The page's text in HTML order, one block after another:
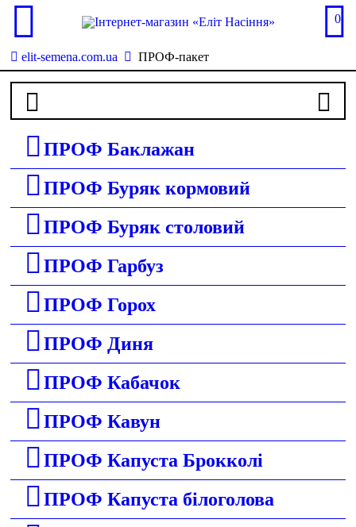
0
elit-semena.com.ua ПРОФ-пакет
ПРОФ Баклажан
ПРОФ Буряк кормовий
ПРОФ Буряк столовий
ПРОФ Гарбуз
ПРОФ Горох
ПРОФ Диня
ПРОФ Кабачок
ПРОФ Кавун
ПРОФ Капуста Брокколі
ПРОФ Капуста білоголова